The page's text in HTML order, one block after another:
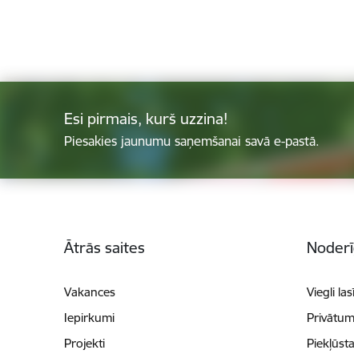
Esi pirmais, kurš uzzina!
Piesakies jaunumu saņemšanai savā e-pastā.
Ātrās saites
Vakances
Iepirkumi
Projekti
Viegli